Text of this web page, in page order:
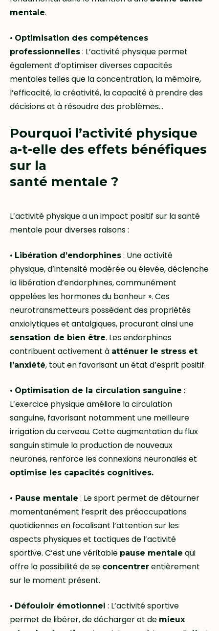
mentale.
• Optimisation des compétences
professionnelles : L’activité physique permet
également d’optimiser diverses capacités
mentales telles que la concentration, la mémoire,
l’efficacité, la créativité, la capacité à prendre des
décisions et à résoudre des problèmes…
Pourquoi l’activité physique
a-t-elle des effets bénéfiques
sur la
santé mentale ?
L’activité physique a un impact positif sur la santé
mentale pour diverses raisons :
• Libération d’endorphines : Une activité
physique, d’intensité modérée ou élevée, déclenche
la libération d’endorphines, communément
appelées les hormones du bonheur ». Ces
neurotransmetteurs possèdent des propriétés
anxiolytiques et antalgiques, procurant ainsi une
sensation de bien être. Les endorphines
contribuent activement à atténuer le stress et
l’anxiété, tout en favorisant un état d’esprit positif.
• Optimisation de la circulation sanguine :
L’exercice physique améliore la circulation
sanguine, favorisant notamment une meilleure
irrigation du cerveau. Cette augmentation du flux
sanguin stimule la production de nouveaux
neurones, renforce les connexions neuronales et
optimise les capacités cognitives.
• Pause mentale : Le sport permet de détourner
momentanément l’esprit des préoccupations
quotidiennes en focalisant l’attention sur les
aspects physiques et tactiques de l’activité
sportive. C’est une véritable pause mentale qui
offre la possibilité de se concentrer entièrement
sur le moment présent.
• Défouloir émotionnel : L’activité sportive
permet de libérer, de décharger et de mieux